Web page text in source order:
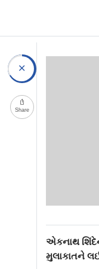
Share
એકનાથ
મુલાકાતને